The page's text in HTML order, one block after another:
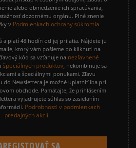
alebo obmedzenie ich spracúvania,
dozornému orgánu. Plné znenie
v Podmienkach ochrany súkromia
a platí 48 hodín od jej prijatia. Nájdete ju
ktorý vám pošleme po kliknutí na
kód sa vzťahuje na nezľavnené
špeciálnych produktov, nekombinuje sa
a špeciálnymi ponukami. Zľavu
do Newslettera je možné uplatniť iba pri
obchode. Pamätajte, že prihlásením
vyjadrujete súhlas so zasielaním
Podrobnosti v podmienkach
predajných akcií.